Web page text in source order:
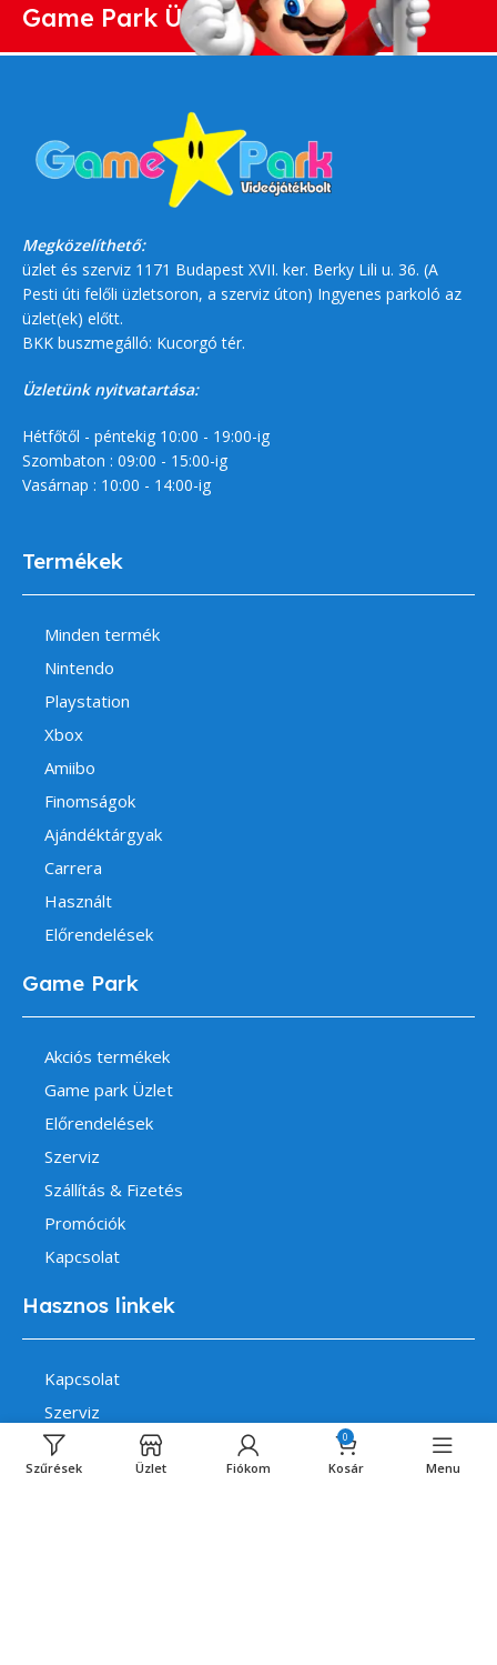
Game Park Üzlet
Megközelíthető:
üzlet és szerviz 1171 Budapest XVII. ker. Berky Lili u. 36. (A
Pesti úti felőli üzletsoron, a szerviz úton) Ingyenes parkoló az
üzlet(ek) előtt.
BKK buszmegálló: Kucorgó tér.
Üzletünk nyitvatartása:
Hétfőtől - péntekig 10:00 - 19:00-ig
Szombaton : 09:00 - 15:00-ig
Vasárnap : 10:00 - 14:00-ig
Termékek
Minden termék
Nintendo
Playstation
Xbox
Amiibo
Finomságok
Ajándéktárgyak
Carrera
Használt
Előrendelések
Game Park
Akciós termékek
Game park Üzlet
Előrendelések
Szerviz
Szállítás & Fizetés
Promóciók
Kapcsolat
Hasznos linkek
Kapcsolat
Szerviz
Szállítás & Fizetés
Fiókom
Szűrések Üzlet Fiókom
0
Kosár Menu